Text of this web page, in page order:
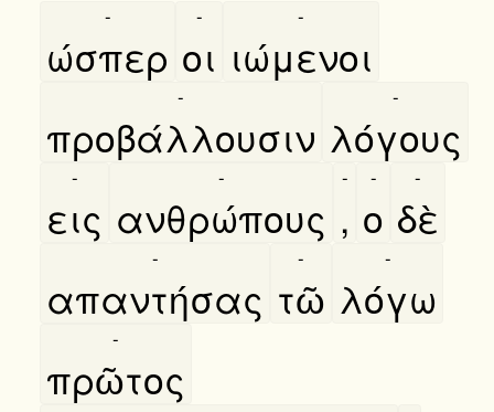
ώσπερ
-
οι
-
ιώμενοι
-
προβάλλουσιν
-
λόγους
-
εις
-
ανθρώπους
-
,
-
ο
-
δὲ
-
απαντήσας
-
τῶ
-
λόγω
-
πρῶτος
-